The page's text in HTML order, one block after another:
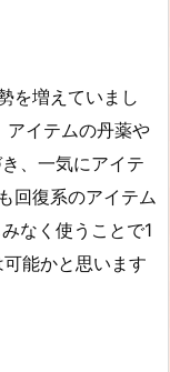
を増えていまし
アイテムの丹薬や
、一気にアイテ
回復系のアイテム
なく使うことで1
能かと思います